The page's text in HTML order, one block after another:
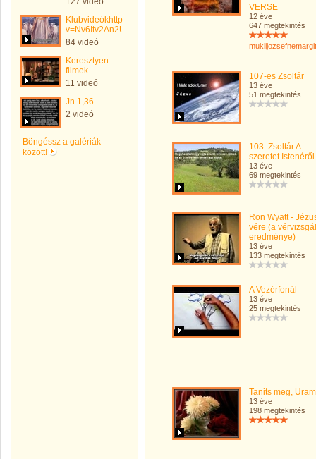
Klubvideókhttp://www.youtube.com/watch?
v=Nv6Itv2An2U
84 videó
Keresztyen
filmek
11 videó
Jn 1,36
2 videó
Böngéssz a galériák
között!
VERSE
12 éve
647 megtekintés
muklijozsefnemargit
107-es Zsoltár
13 éve
51 megtekintés
103. Zsoltár A
szeretet Istenéről.
13 éve
69 megtekintés
Ron Wyatt -
vére (a
eredménye)
13 éve
133 megtekintés
A Vezérfonál
13 éve
25 megtekintés
Tanits meg,
13 éve
198 megtekintés